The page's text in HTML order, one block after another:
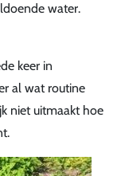
water.
keer in
al wat routine
niet uitmaakt hoe